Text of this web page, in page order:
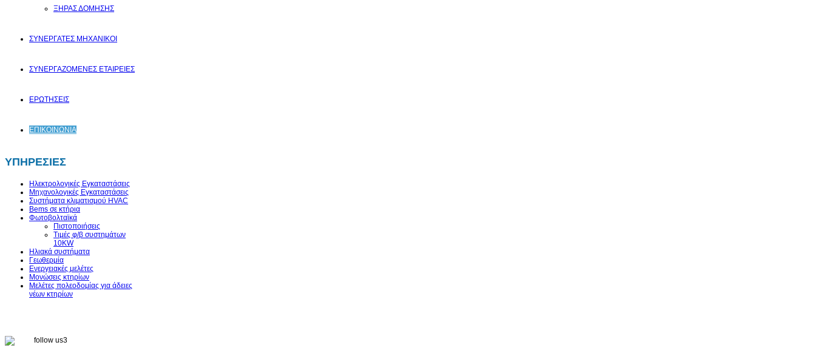
ΞΗΡΑΣ ΔΟΜΗΣΗΣ
ΣΥΝΕΡΓΑΤΕΣ ΜΗΧΑΝΙΚΟΙ
ΣΥΝΕΡΓΑΖΟΜΕΝΕΣ ΕΤΑΙΡΕΙΕΣ
ΕΡΩΤΗΣΕΙΣ
ΕΠΙΚΟΙΝΩΝΙΑ
ΥΠΗΡΕΣΙΕΣ
Ηλεκτρολογικές Εγκαταστάσεις
Μηχανολογικές Εγκαταστάσεις
Συστήματα κλιματισμού HVAC
Bems σε κτήρια
Φωτοβολταϊκά
Πιστοποιήσεις
Τιμές φ/β συστημάτων
10KW
Ηλιακά συστήματα
Γεωθερμία
Ενεργειακές μελέτες
Μονώσεις κτηρίων
Μελέτες πολεοδομίας για άδειες
νέων κτηρίων